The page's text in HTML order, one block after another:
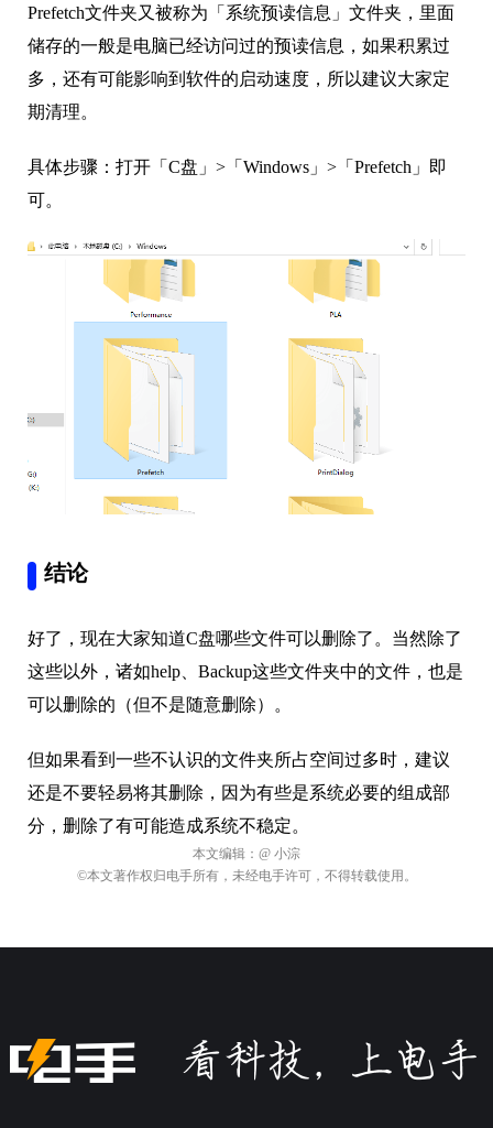
Prefetch文件夹又被称为「系统预读信息」文件夹，里面
储存的一般是电脑已经访问过的预读信息，如果积累过
多，还有可能影响到软件的启动速度，所以建议大家定
期清理。
具体步骤：打开「C盘」>「Windows」>「Prefetch」即
可。
结论
好了，现在大家知道C盘哪些文件可以删除了。当然除了
这些以外，诸如help、Backup这些文件夹中的文件，也是
可以删除的（但不是随意删除）。
但如果看到一些不认识的文件夹所占空间过多时，建议
还是不要轻易将其删除，因为有些是系统必要的组成部
分，删除了有可能造成系统不稳定。
本文编辑： @ 小淙
©本文著作权归电手所有，未经电手许可，不得转载使用。